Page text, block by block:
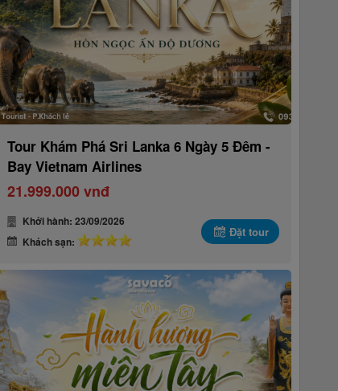
Tour Khám Phá Sri Lanka 6 Ngày 5 Đêm -
Bay Vietnam Airlines
21.999.000 vnđ
Khởi hành: 23/09/2026
Khách sạn:
Đặt tour